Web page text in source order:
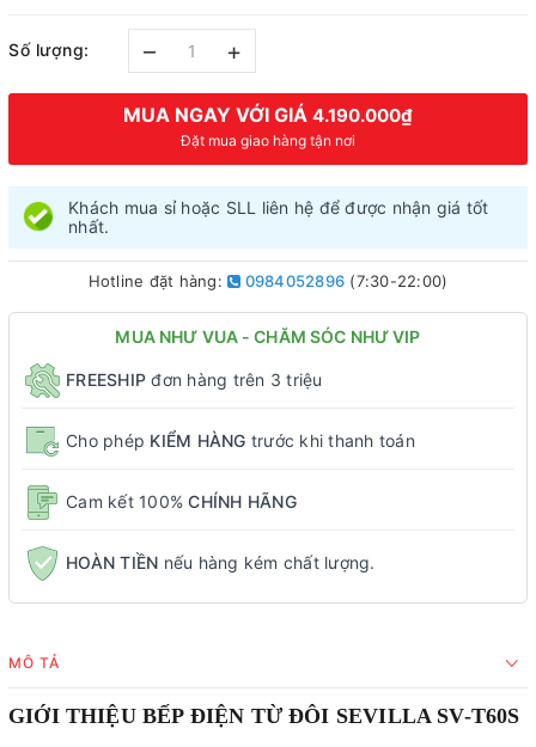
Số lượng: – +
MUA NGAY VỚI GIÁ 4.190.000₫
Đặt mua giao hàng tận nơi
Khách mua sỉ hoặc SLL liên hệ để được nhận giá tốt
nhất.
Hotline đặt hàng: 0984052896 (7:30-22:00)
MUA NHƯ VUA - CHĂM SÓC NHƯ VIP
FREESHIP đơn hàng trên 3 triệu
Cho phép KIỂM HÀNG trước khi thanh toán
Cam kết 100% CHÍNH HÃNG
HOÀN TIỀN nếu hàng kém chất lượng.
MÔ TẢ
GIỚI THIỆU BẾP ĐIỆN TỪ ĐÔI SEVILLA SV-T60S